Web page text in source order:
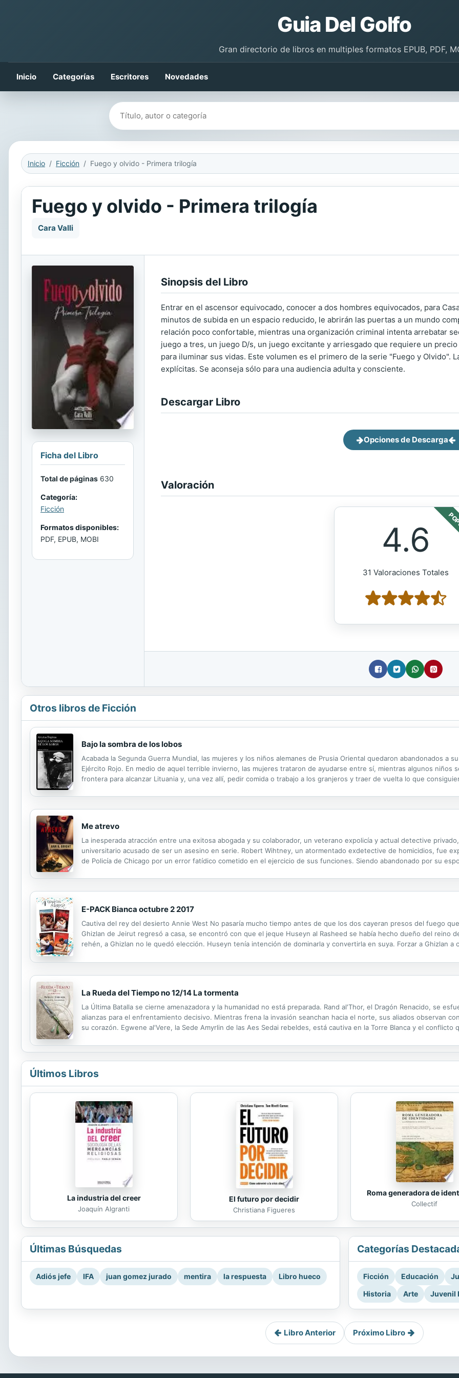
Guia Del Golfo
Gran directorio de libros en multiples formatos EPUB, PDF,
Inicio Categorías Escritores Novedades
Buscar libros
Inicio Ficción Fuego y olvido - Primera trilogía
Fuego y olvido - Primera trilogía
Cara Valli
Ficha del Libro
Total de páginas 630
Categoría:
Ficción
Formatos disponibles:
PDF, EPUB, MOBI
Sinopsis del Libro
Entrar en el ascensor equivocado, conocer a dos hombres equivocados, para
minutos de subida en un espacio reducido, le abrirán las puertas a un mundo
relación poco confortable, mientras una organización criminal intenta arrebatar
juego a tres, un juego D/s, un juego excitante y arriesgado que requiere un
para iluminar sus vidas. Este volumen es el primero de la serie "Fuego y Olvido".
explícitas. Se aconseja sólo para una audiencia adulta y consciente.
Descargar Libro
Opciones de Descarga
Valoración
4.6
31 Valoraciones Totales
Otros libros de Ficción
Bajo la sombra de los lobos
Acabada la Segunda Guerra Mundial, las mujeres y los niños alemanes de Prusia Oriental quedaron abandonados a
Ejército Rojo. En medio de aquel terrible invierno, las mujeres trataron de ayudarse entre sí, mientras algunos niños
frontera para alcanzar Lituania y, una vez allí, pedir comida o trabajo a los granjeros y traer de vuelta lo que
Me atrevo
La inesperada atracción entre una exitosa abogada y su colaborador, un veterano expolicía y actual detective
universitario acusado de ser un asesino en serie. Robert Wihtney, un atormentado exdetective de homicidios, fue
de Policía de Chicago por un error fatídico cometido en el ejercicio de sus funciones. Siendo abandonado por su
E-PACK Bianca octubre 2 2017
Cautiva del rey del desierto Annie West No pasaría mucho tiempo antes de que los dos cayeran presos del fuego
Ghizlan de Jeirut regresó a casa, se encontró con que el jeque Huseyn al Rasheed se había hecho dueño del reino
rehén, a Ghizlan no le quedó elección. Huseyn tenía intención de dominarla y convertirla en suya. Forzar a Ghizlan a
La Rueda del Tiempo no 12/14 La tormenta
La Última Batalla se cierne amenazadora y la humanidad no está preparada. Rand al'Thor, el Dragón Renacido, se
alianzas para el enfrentamiento decisivo. Mientras frena la invasión seanchan hacia el norte, sus aliados observan
su corazón. Egwene al'Vere, la Sede Amyrlin de las Aes Sedai rebeldes, está cautiva en la Torre Blanca y el
Últimos Libros
La industria del creer
Joaquín Algranti
El futuro por decidir
Christiana Figueres
Roma generadora de
Collectif
Últimas Búsquedas
Adiós jefe IFA juan gomez jurado mentira la respuesta Libro hueco
Categorías
Ficción Educación
Historia
Arte Juvenil
Libro Anterior Próximo Libro